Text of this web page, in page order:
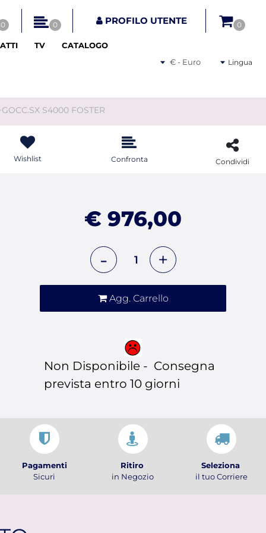
disponibili.
0 0 PROFILO UTENTE 0
TV CATALOGO
Seleziona una valutaLingua
S4000 FOSTER
Wishlist Confronta Condividi
€ 976,00
Agg. Carrello
Non Disponibile - Consegna
prevista entro 10 giorni
Pagamenti
Sicuri
Ritiro
in Negozio
Seleziona
il tuo Corriere